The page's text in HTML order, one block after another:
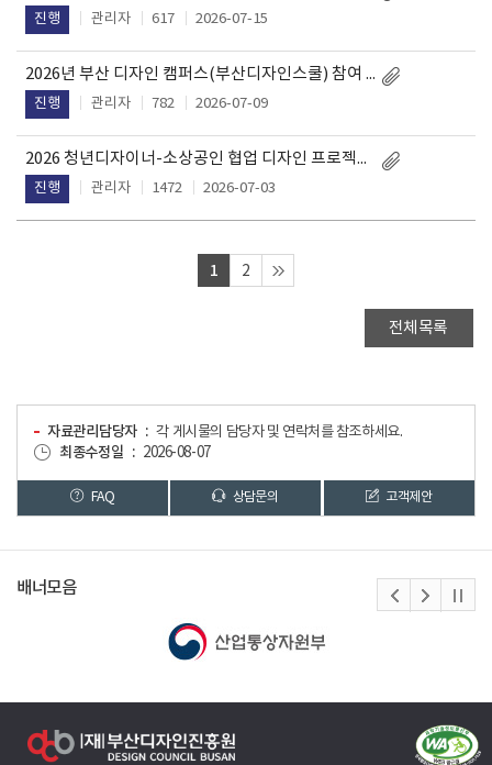
진행 관리자 617 2026-07-15
2026년 부산 디자인 캠퍼스(부산디자인스쿨) 참여 청년 추가(2차) 모집 공고
진행 관리자 782 2026-07-09
2026 청년디자이너-소상공인 협업 디자인 프로젝트 지원 과제 모집
진행 관리자 1472 2026-07-03
1 2
전체목록
자료관리담당자
각 게시물의 담당자 및 연락처를 참조하세요.
최종수정일
2026-08-07
FAQ 상담문의 고객제안
배너모음